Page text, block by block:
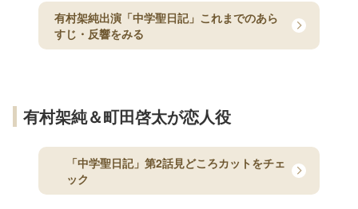
有村架純出演「中学聖日記」これまでのあら
すじ・反響をみる
有村架純＆町田啓太が恋人役
「中学聖日記」第2話見どころカットをチェ
ック